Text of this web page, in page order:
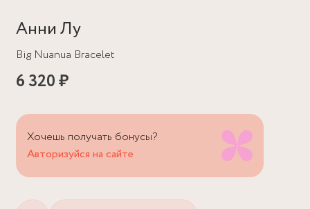
Анни Лу
Big Nuanua Bracelet
6 320 ₽
Хочешь получать бонусы?
Авторизуйся на сайте